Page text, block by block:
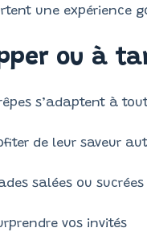
une expérience
ou à
s’adaptent à
de leur saveur
salées ou sucrées
vos invités